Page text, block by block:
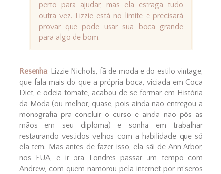
perto para ajudar, mas ela estraga tudo
outra vez. Lizzie está no limite e precisará
provar que pode usar sua boca grande
para algo de bom.
Resenha: Lizzie Nichols, fã de moda e do estilo vintage,
que fala mais do que a própria boca, viciada em Coca
Diet, e odeia tomate, acabou de se formar em História
da Moda (ou melhor, quase, pois ainda não entregou a
monografia pra concluir o curso e ainda não pôs as
mãos em seu diploma) e sonha em trabalhar
restaurando vestidos velhos com a habilidade que só
ela tem. Mas antes de fazer isso, ela sái de Ann Arbor,
nos EUA, e ir pra Londres passar um tempo com
Andrew, com quem namorou pela internet por míseros